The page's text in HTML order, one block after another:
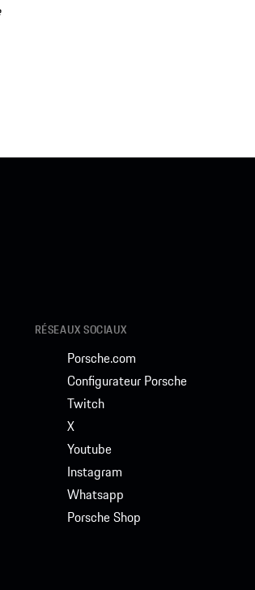
RÉSEAUX SOCIAUX
Porsche.com
Configurateur Porsche
Twitch
X
Youtube
Instagram
Whatsapp
Porsche Shop